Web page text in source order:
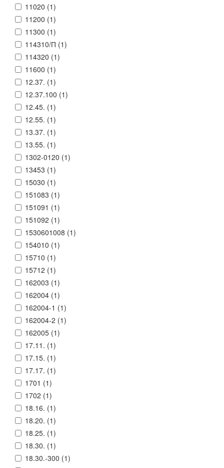
11020 (1)
11200 (1)
11300 (1)
114310/П (1)
114320 (1)
11600 (1)
12.37. (1)
12.37.100 (1)
12.45. (1)
12.55. (1)
13.37. (1)
13.55. (1)
1302-0120 (1)
13453 (1)
15030 (1)
151083 (1)
151091 (1)
151092 (1)
1530601008 (1)
154010 (1)
15710 (1)
15712 (1)
162003 (1)
162004 (1)
162004-1 (1)
162004-2 (1)
162005 (1)
17.11. (1)
17.15. (1)
17.17. (1)
1701 (1)
1702 (1)
18.16. (1)
18.20. (1)
18.25. (1)
18.30. (1)
18.30.-300 (1)